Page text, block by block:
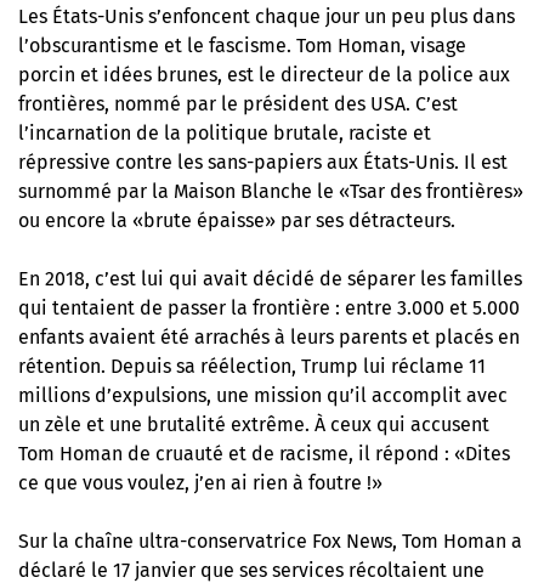
Les États-Unis s’enfoncent chaque jour un peu plus dans
l’obscurantisme et le fascisme. Tom Homan, visage
porcin et idées brunes, est le directeur de la police aux
frontières, nommé par le président des USA. C’est
l’incarnation de la politique brutale, raciste et
répressive contre les sans-papiers aux États-Unis. Il est
surnommé par la Maison Blanche le «Tsar des frontières»
ou encore la «brute épaisse» par ses détracteurs.
En 2018, c’est lui qui avait décidé de séparer les familles
qui tentaient de passer la frontière : entre 3.000 et 5.000
enfants avaient été arrachés à leurs parents et placés en
rétention. Depuis sa réélection, Trump lui réclame 11
millions d’expulsions, une mission qu’il accomplit avec
un zèle et une brutalité extrême. À ceux qui accusent
Tom Homan de cruauté et de racisme, il répond : «Dites
ce que vous voulez, j’en ai rien à foutre !»
Sur la chaîne ultra-conservatrice Fox News, Tom Homan a
déclaré le 17 janvier que ses services récoltaient une